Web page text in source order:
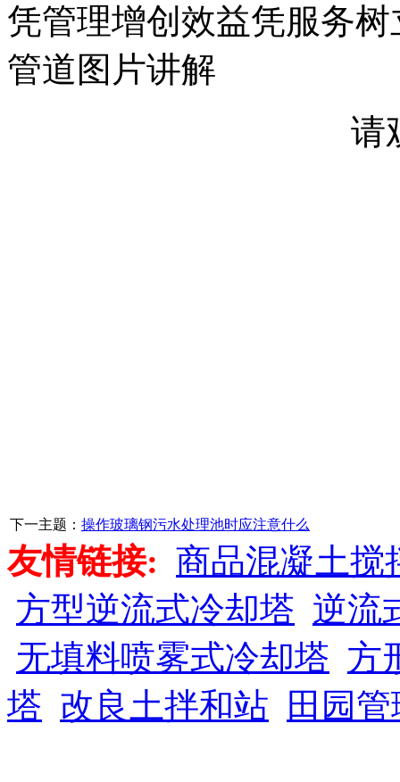
凭管理增创效益凭服务
管道图片讲解
请
下一主题： 操作玻璃钢污水处理池时应注意什么
友情链接: 商品混凝土搅
方型逆流式冷却塔 逆流
无填料喷雾式冷却塔 方
塔 改良土拌和站 田园